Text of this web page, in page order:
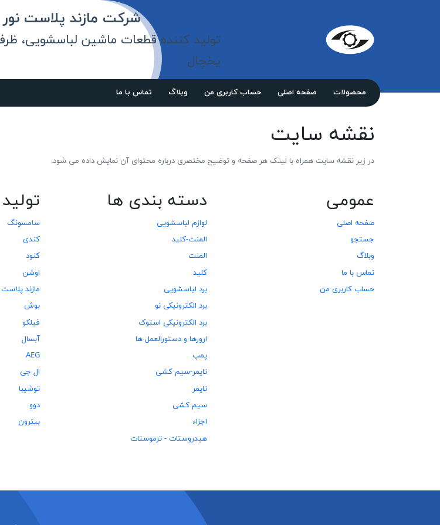
پلاست
شرکت مازند پلاست نور
تولید کننده قطعات ماشین لباسشویی،
یخچال
محصولات صفحه اصلی حساب کاربری من وبلاگ تماس با ما
نقشه سایت
در زیر نقشه سایت همراه با لینک هر صفحه و توضیح مختصری درباره محتوای آن نمایش داده می شود.
عمومی
صفحه اصلی
جستجو
وبلاگ
تماس با ما
حساب کاربری من
دسته بندی ها
لوازم لباسشویی
المنت-کلید
المنت
کلید
برد لباسشویی
برد الکترونیکی نو
برد الکترونیکی استوک
ارورها و دستورالعمل ها
پمپ
تایمر-سیم کشی
تایمر
سیم کشی
اجزاء
هیدروستات - ترموستات
اجزاء
کلاهک-فیلتر
کلاهک
سامسونگ
کندی
کنود
اوشن
مازند پلاست
بوش
فیلکو
آبسال
AEG
ال جی
توشیبا
دوو
بیترون